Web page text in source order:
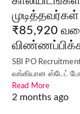
₹85,920
SBI PO
வங்கியான ஸ்டேட்
Read More
2 months ago